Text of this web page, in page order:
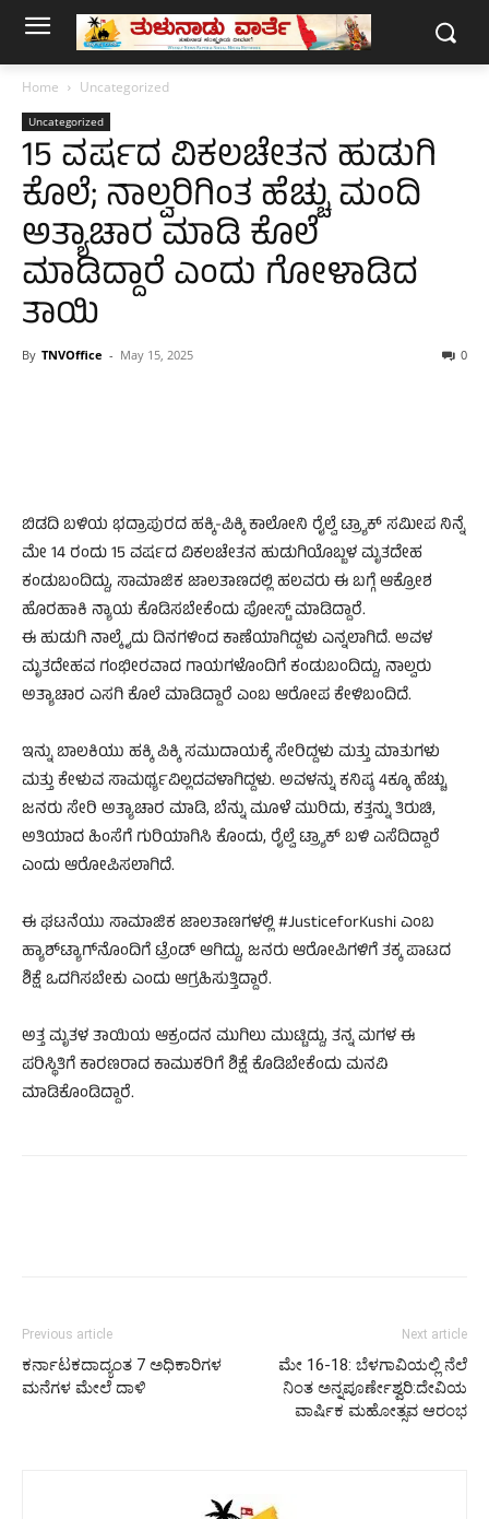
Home Uncategorized
Uncategorized
15 ವರ್ಷದ ವಿಕಲಚೇತನ ಹುಡುಗಿ
ಕೊಲೆ; ನಾಲ್ವರಿಗಿಂತ ಹೆಚ್ಚು ಮಂದಿ
ಅತ್ಯಾಚಾರ ಮಾಡಿ ಕೊಲೆ
ಮಾಡಿದ್ದಾರೆ ಎಂದು ಗೋಳಾಡಿದ
ತಾಯಿ
By TNVOffice - May 15, 2025 0
ಬಿಡದಿ ಬಳಿಯ ಭದ್ರಾಪುರದ ಹಕ್ಕಿ-ಪಿಕ್ಕಿ ಕಾಲೋನಿ ರೈಲ್ವೆ ಟ್ರ್ಯಾಕ್ ಸಮೀಪ ನಿನ್ನೆ
ಮೇ 14 ರಂದು 15 ವರ್ಷದ ವಿಕಲಚೇತನ ಹುಡುಗಿಯೊಬ್ಬಳ ಮೃತದೇಹ
ಕಂಡುಬಂದಿದ್ದು, ಸಾಮಾಜಿಕ ಜಾಲತಾಣದಲ್ಲಿ ಹಲವರು ಈ ಬಗ್ಗೆ ಆಕ್ರೋಶ
ಹೊರಹಾಕಿ ನ್ಯಾಯ ಕೊಡಿಸಬೇಕೆಂದು ಪೋಸ್ಟ್‌ ಮಾಡಿದ್ದಾರೆ.
ಈ ಹುಡುಗಿ ನಾಲ್ಕೈದು ದಿನಗಳಿಂದ ಕಾಣೆಯಾಗಿದ್ದಳು ಎನ್ನಲಾಗಿದೆ. ಅವಳ
ಮೃತದೇಹವ ಗಂಭೀರವಾದ ಗಾಯಗಳೊಂದಿಗೆ ಕಂಡುಬಂದಿದ್ದು, ನಾಲ್ವರು
ಅತ್ಯಾಚಾರ ಎಸಗಿ ಕೊಲೆ ಮಾಡಿದ್ದಾರೆ ಎಂಬ ಆರೋಪ ಕೇಳಿಬಂದಿದೆ.
ಇನ್ನು ಬಾಲಕಿಯು ಹಕ್ಕಿ ಪಿಕ್ಕಿ ಸಮುದಾಯಕ್ಕೆ ಸೇರಿದ್ದಳು ಮತ್ತು ಮಾತುಗಳು
ಮತ್ತು ಕೇಳುವ ಸಾಮರ್ಥ್ಯವಿಲ್ಲದವಳಾಗಿದ್ದಳು. ಅವಳನ್ನು ಕನಿಷ್ಠ 4ಕ್ಕೂ ಹೆಚ್ಚು
ಜನರು ಸೇರಿ ಅತ್ಯಾಚಾರ ಮಾಡಿ, ಬೆನ್ನು ಮೂಳೆ ಮುರಿದು, ಕತ್ತನ್ನು ತಿರುಚಿ,
ಅತಿಯಾದ ಹಿಂಸೆಗೆ ಗುರಿಯಾಗಿಸಿ ಕೊಂದು, ರೈಲ್ವೆ ಟ್ರ್ಯಾಕ್ ಬಳಿ ಎಸೆದಿದ್ದಾರೆ
ಎಂದು ಆರೋಪಿಸಲಾಗಿದೆ.
ಈ ಘಟನೆಯು ಸಾಮಾಜಿಕ ಜಾಲತಾಣಗಳಲ್ಲಿ #JusticeforKushi ಎಂಬ
ಹ್ಯಾಶ್‌ಟ್ಯಾಗ್‌ನೊಂದಿಗೆ ಟ್ರೆಂಡ್ ಆಗಿದ್ದು, ಜನರು ಆರೋಪಿಗಳಿಗೆ ತಕ್ಕ ಪಾಟದ
ಶಿಕ್ಷೆ ಒದಗಿಸಬೇಕು ಎಂದು ಆಗ್ರಹಿಸುತ್ತಿದ್ದಾರೆ.
ಅತ್ತ ಮೃತಳ ತಾಯಿಯ ಆಕ್ರಂದನ ಮುಗಿಲು ಮುಟ್ಟಿದ್ದು, ತನ್ನ ಮಗಳ ಈ
ಪರಿಸ್ಥಿತಿಗೆ ಕಾರಣರಾದ ಕಾಮುಕರಿಗೆ ಶಿಕ್ಷೆ ಕೊಡಿಬೇಕೆಂದು ಮನವಿ
ಮಾಡಿಕೊಂಡಿದ್ದಾರೆ.
Previous article
ಕರ್ನಾಟಕದಾದ್ಯಂತ 7 ಅಧಿಕಾರಿಗಳ
ಮನೆಗಳ ಮೇಲೆ ದಾಳಿ
Next article
ಮೇ 16-18: ಬೆಳಗಾವಿಯಲ್ಲಿ ನೆಲೆ
ನಿಂತ ಅನ್ನಪೂರ್ಣೇಶ್ವರಿ:ದೇವಿಯ
ವಾರ್ಷಿಕ ಮಹೋತ್ಸವ ಆರಂಭ